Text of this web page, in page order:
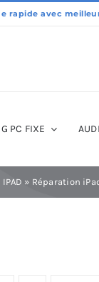
PC FIXE
IPAD » Réparation